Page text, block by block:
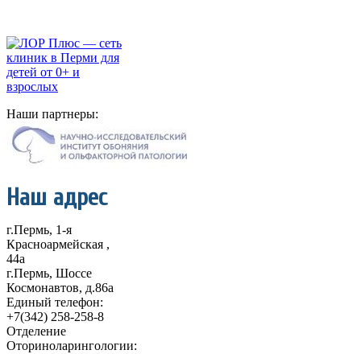
Наши партнеры:
Наш адрес
г.Пермь, 1-я
Красноармейская ,
44а
г.Пермь, Шоссе
Космонавтов, д.86а
Единый телефон:
+7(342) 258-258-8
Отделение
Оториноларингологии: